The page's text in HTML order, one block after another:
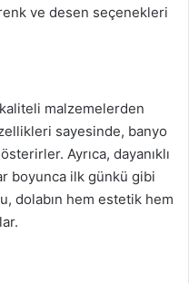
ve desen seçenekleri
malzemelerden
sayesinde, banyo
Ayrıca, dayanıklı
boyunca ilk günkü gibi
dolabın hem estetik hem